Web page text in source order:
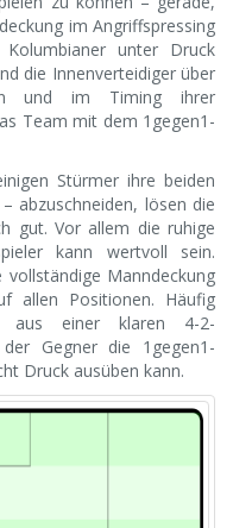
im Angriffspressing
unter Druck
die Innenverteidiger über
und im Timing ihrer
Team mit dem 1gegen1-
Stürmer ihre beiden
abzuschneiden, lösen die
gut. Vor allem die ruhige
kann wertvoll sein.
Manndeckung
allen Positionen. Häufig
aus einer klaren 4-2-
Gegner die 1gegen1-
Druck ausüben kann.